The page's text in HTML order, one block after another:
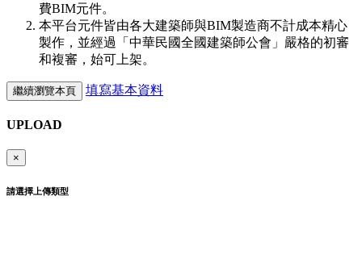
費BIM元件。
本平台元件皆由各大建築師與BIM製造商不計成本精心
製作，並經過「中華民國全國建築師公會」嚴格的初審
和複審，始可上架。
繼續瀏覽本頁 填寫基本資料
UPLOAD
×
請選擇上傳類型